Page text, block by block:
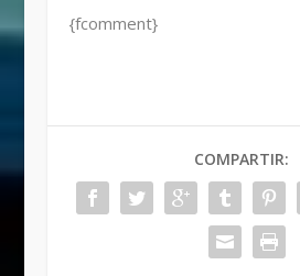
{fcomment}
COMPARTIR: